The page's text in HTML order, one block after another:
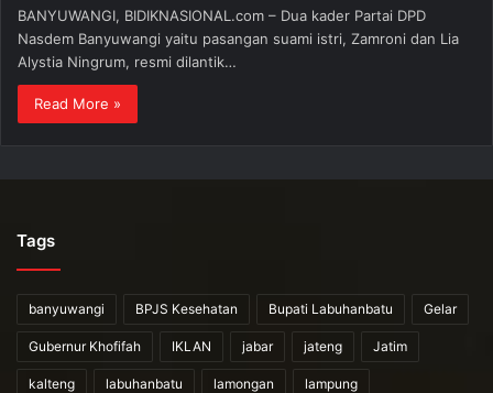
BANYUWANGI, BIDIKNASIONAL.com – Dua kader Partai DPD
Nasdem Banyuwangi yaitu pasangan suami istri, Zamroni dan Lia
Alystia Ningrum, resmi dilantik…
Read More »
Tags
banyuwangi BPJS Kesehatan Bupati Labuhanbatu Gelar
Gubernur Khofifah IKLAN jabar jateng Jatim
kalteng labuhanbatu lamongan lampung